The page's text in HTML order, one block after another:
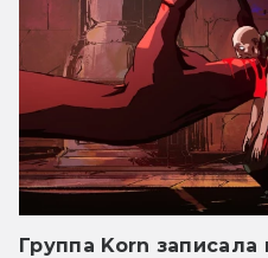
Группа Korn